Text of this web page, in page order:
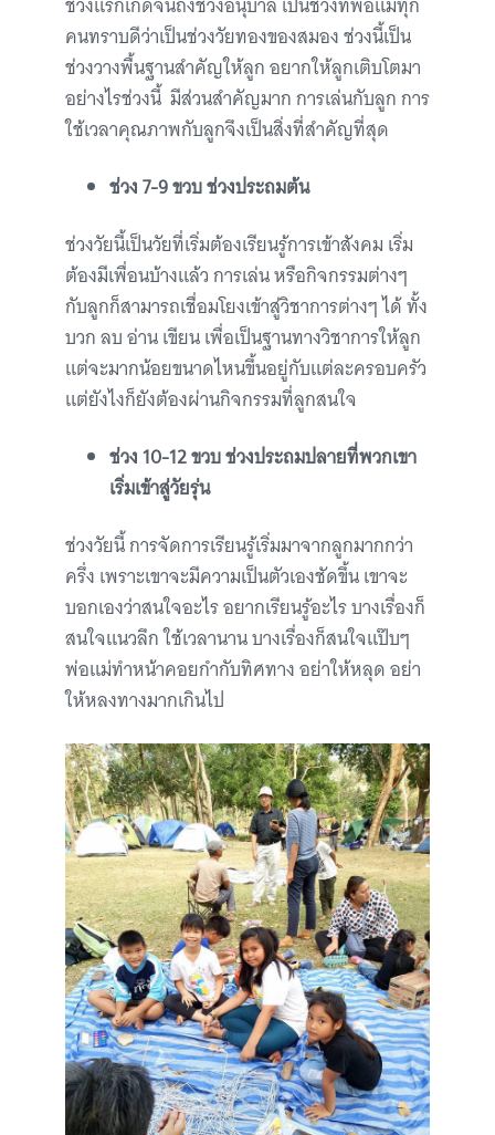
คนทราบดีว่าเป็นช่วงวัยทองของสมอง ช่วงนี้เป็น
ช่วงวางพื้นฐานสำคัญให้ลูก อยากให้ลูกเติบโตมา
อย่างไรช่วงนี้ มีส่วนสำคัญมาก การเล่นกับลูก การ
ใช้เวลาคุณภาพกับลูกจึงเป็นสิ่งที่สำคัญที่สุด
ช่วง 7-9 ขวบ ช่วงประถมต้น
ช่วงวัยนี้เป็นวัยที่เริ่มต้องเรียนรู้การเข้าสังคม เริ่ม
ต้องมีเพื่อนบ้างแล้ว การเล่น หรือกิจกรรมต่างๆ
กับลูกก็สามารถเชื่อมโยงเข้าสู่วิชาการต่างๆ ได้ ทั้ง
บวก ลบ อ่าน เขียน เพื่อเป็นฐานทางวิชาการให้ลูก
แต่จะมากน้อยขนาดไหนขึ้นอยู่กับแต่ละครอบครัว
แต่ยังไงก็ยังต้องผ่านกิจกรรมที่ลูกสนใจ
ช่วง 10-12 ขวบ ช่วงประถมปลายที่พวกเขา
เริ่มเข้าสู่วัยรุ่น
ช่วงวัยนี้ การจัดการเรียนรู้เริ่มมาจากลูกมากกว่า
ครึ่ง เพราะเขาจะมีความเป็นตัวเองชัดขึ้น เขาจะ
บอกเองว่าสนใจอะไร อยากเรียนรู้อะไร บางเรื่องก็
สนใจแนวลึก ใช้เวลานาน บางเรื่องก็สนใจแป๊บๆ
พ่อแม่ทำหน้าคอยกำกับทิศทาง อย่าให้หลุด อย่า
ให้หลงทางมากเกินไป